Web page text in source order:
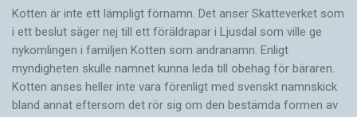
Kotten är inte ett lämpligt förnamn. Det anser Skatte­verket som
i ett beslut säger nej till ett föräldra­par i Ljusdal som ville ge
nykomlingen i familjen Kotten som andranamn. Enligt
myndigheten skulle namnet kunna leda till obehag för bäraren.
Kotten anses heller inte vara förenligt med svenskt namnskick
bland annat eftersom det rör sig om den bestämda formen av